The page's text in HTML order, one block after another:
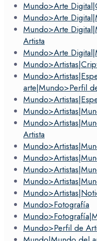
Mundo>Arte
Mundo>Arte
Mundo>Arte
Artista
Mundo>Arte
arte|Mundo>Perfil
Artista
Mundo>Fotografía
Mundo>Perfil de